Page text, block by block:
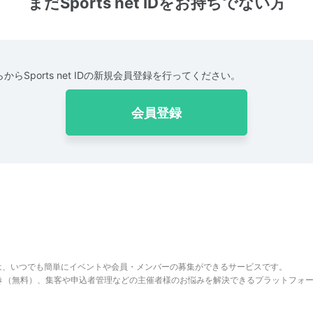
からSports net IDの新規会員登録を行ってください。
会員登録
いつでも簡単にイベントや会員・メンバーの募集ができるサービスです。
無料）、集客や申込者管理などの主催者様のお悩みを解決できるプラットフォー